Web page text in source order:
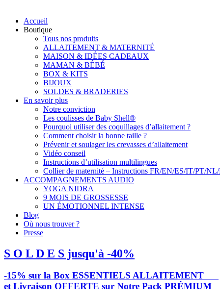
Accueil
Boutique
Tous nos produits
ALLAITEMENT & MATERNITÉ
MAISON & IDÉES CADEAUX
MAMAN & BÉBÉ
BOX & KITS
BIJOUX
SOLDES & BRADERIES
En savoir plus
Notre conviction
Les coulisses de Baby Shell®
Pourquoi utiliser des coquillages d’allaitement ?
Comment choisir la bonne taille ?
Prévenir et soulager les crevasses d’allaitement
Vidéo conseil
Instructions d’utilisation multilingues
Collier de maternité – Instructions FR/EN/ES/IT/PT/
ACCOMPAGNEMENTS AUDIO
YOGA NIDRA
9 MOIS DE GROSSESSE
UN ÉMOTIONNEL INTENSE
Blog
Où nous trouver ?
Presse
S O L D E S jusqu'à -40%
-15% sur la Box ESSENTIELS ALLAITEMENT
et Livraison OFFERTE sur Notre Pack PRÉMIUM